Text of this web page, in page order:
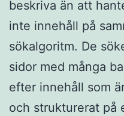
beskriva än att
inte innehåll på
sökalgoritm. De
sidor med många
efter innehåll som
och strukturerat på